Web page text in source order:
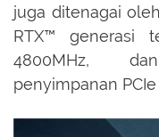
juga ditenagai
RTX™ generasi
4800MHz,
penyimpanan